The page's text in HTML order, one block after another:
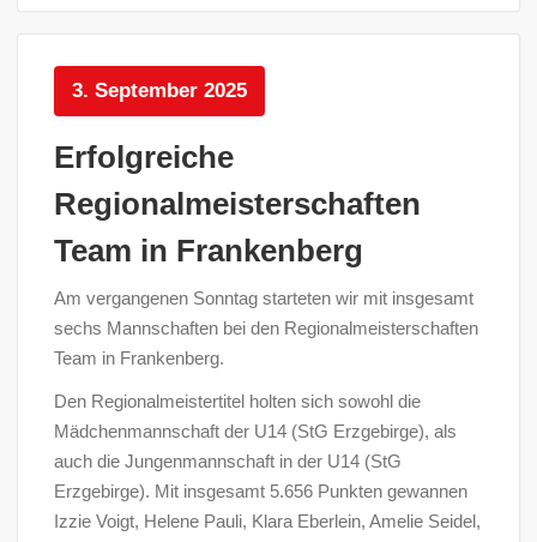
3. September 2025
Erfolgreiche
Regionalmeisterschaften
Team in Frankenberg
Am vergangenen Sonntag starteten wir mit insgesamt
sechs Mannschaften bei den Regionalmeisterschaften
Team in Frankenberg.
Den Regionalmeistertitel holten sich sowohl die
Mädchenmannschaft der U14 (StG Erzgebirge), als
auch die Jungenmannschaft in der U14 (StG
Erzgebirge). Mit insgesamt 5.656 Punkten gewannen
Izzie Voigt, Helene Pauli, Klara Eberlein, Amelie Seidel,